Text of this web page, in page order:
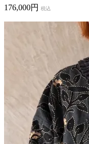
176,000円 税込